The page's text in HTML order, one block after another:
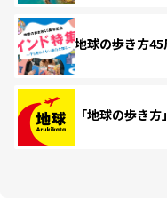
地球の歩き方
「地球の歩き